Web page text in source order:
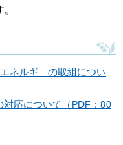
エネルギ―の取組につい
対応について（PDF：80